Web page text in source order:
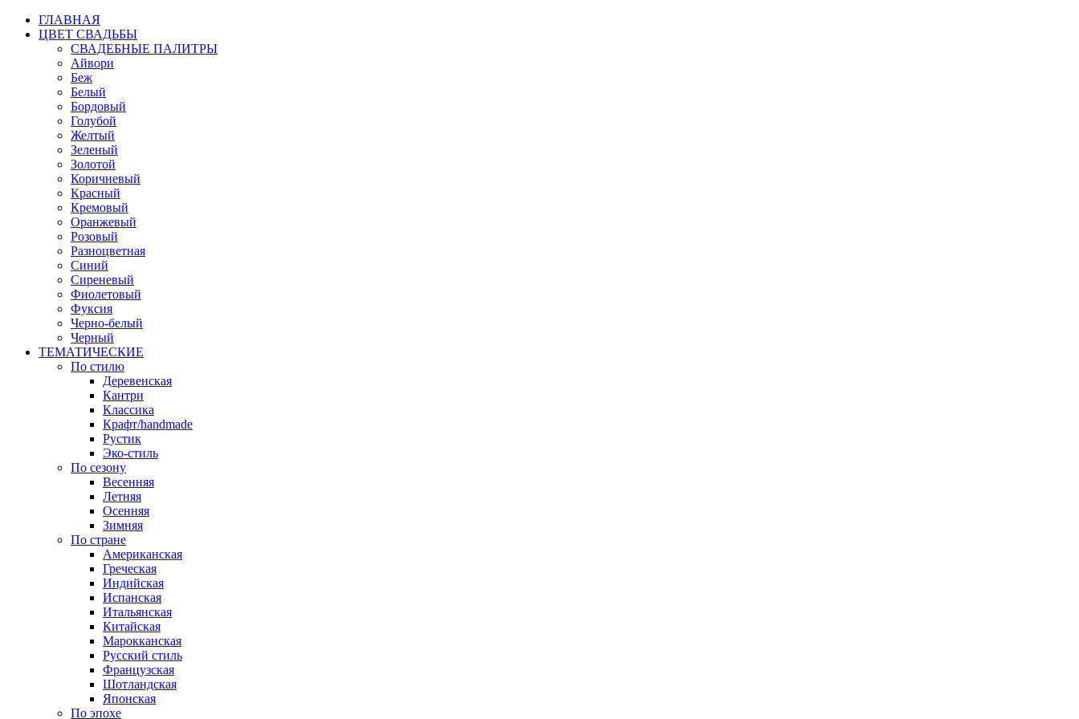
ГЛАВНАЯ
ЦВЕТ СВАДЬБЫ
СВАДЕБНЫЕ ПАЛИТРЫ
Айвори
Беж
Белый
Бордовый
Голубой
Желтый
Зеленый
Золотой
Коричневый
Красный
Кремовый
Оранжевый
Розовый
Разноцветная
Синий
Сиреневый
Фиолетовый
Фуксия
Черно-белый
Черный
ТЕМАТИЧЕСКИЕ
По стилю
Деревенская
Кантри
Классика
Крафт/handmade
Рустик
Эко-стиль
По сезону
Весенняя
Летняя
Осенняя
Зимняя
По стране
Американская
Греческая
Индийская
Испанская
Итальянская
Китайская
Марокканская
Русский стиль
Французская
Шотландская
Японская
По эпохе